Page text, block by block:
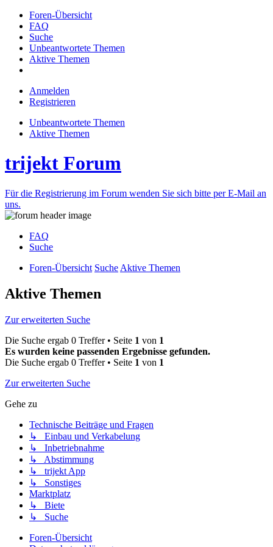
Foren-Übersicht
FAQ
Suche
Unbeantwortete Themen
Aktive Themen
Anmelden
Registrieren
Unbeantwortete Themen
Aktive Themen
trijekt Forum
Für die Registrierung im Forum wenden Sie sich bitte per E-Mail an
uns.
FAQ
Suche
Foren-Übersicht Suche Aktive Themen
Aktive Themen
Zur erweiterten Suche
Die Suche ergab 0 Treffer • Seite 1 von 1
Es wurden keine passenden Ergebnisse gefunden.
Die Suche ergab 0 Treffer • Seite 1 von 1
Zur erweiterten Suche
Gehe zu
Technische Beiträge und Fragen
↳ Einbau und Verkabelung
↳ Inbetriebnahme
↳ Abstimmung
↳ trijekt App
↳ Sonstiges
Marktplatz
↳ Biete
↳ Suche
Foren-Übersicht